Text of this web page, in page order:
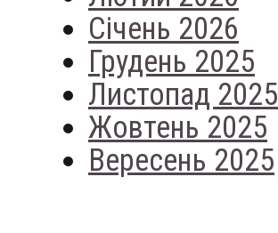
Січень 2026
Грудень 2025
Листопад 2025
Жовтень 2025
Вересень 2025